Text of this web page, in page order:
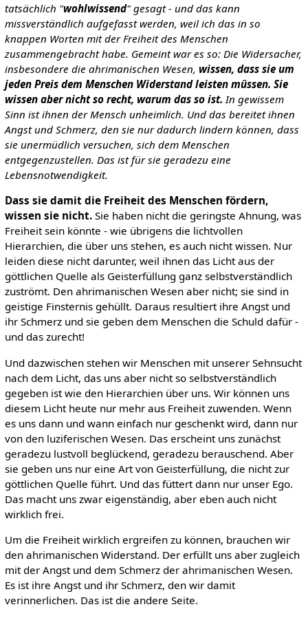
tatsächlich "wohlwissend" gesagt - und das kann
missverständlich aufgefasst werden, weil ich das in so
knappen Worten mit der Freiheit des Menschen
zusammengebracht habe. Gemeint war es so: Die Widersacher,
insbesondere die ahrimanischen Wesen, wissen, dass sie um
jeden Preis dem Menschen Widerstand leisten müssen. Sie
wissen aber nicht so recht, warum das so ist. In gewissem
Sinn ist ihnen der Mensch unheimlich. Und das bereitet ihnen
Angst und Schmerz, den sie nur dadurch lindern können, dass
sie unermüdlich versuchen, sich dem Menschen
entgegenzustellen. Das ist für sie geradezu eine
Lebensnotwendigkeit.
Dass sie damit die Freiheit des Menschen fördern,
wissen sie nicht.Sie haben nicht die geringste Ahnung, was
Freiheit sein könnte - wie übrigens die lichtvollen
Hierarchien, die über uns stehen, es auch nicht wissen. Nur
leiden diese nicht darunter, weil ihnen das Licht aus der
göttlichen Quelle als Geisterfüllung ganz selbstverständlich
zuströmt. Den ahrimanischen Wesen aber nicht; sie sind in
geistige Finsternis gehüllt. Daraus resultiert ihre Angst und
ihr Schmerz und sie geben dem Menschen die Schuld dafür -
und das zurecht!
Und dazwischen stehen wir Menschen mit unserer Sehnsucht
nach dem Licht, das uns aber nicht so selbstverständlich
gegeben ist wie den Hierarchien über uns. Wir können uns
diesem Licht heute nur mehr aus Freiheit zuwenden. Wenn
es uns dann und wann einfach nur geschenkt wird, dann nur
von den luziferischen Wesen. Das erscheint uns zunächst
geradezu lustvoll beglückend, geradezu berauschend. Aber
sie geben uns nur eine Art von Geisterfüllung, die nicht zur
göttlichen Quelle führt. Und das füttert dann nur unser Ego.
Das macht uns zwar eigenständig, aber eben auch nicht
wirklich frei.
Um die Freiheit wirklich ergreifen zu können, brauchen wir
den ahrimanischen Widerstand. Der erfüllt uns aber zugleich
mit der Angst und dem Schmerz der ahrimanischen Wesen.
Es ist ihre Angst und ihr Schmerz, den wir damit
verinnerlichen. Das ist die andere Seite.